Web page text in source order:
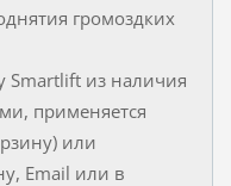
громоздких
Smartlift из наличия
применяется
или
Email или в